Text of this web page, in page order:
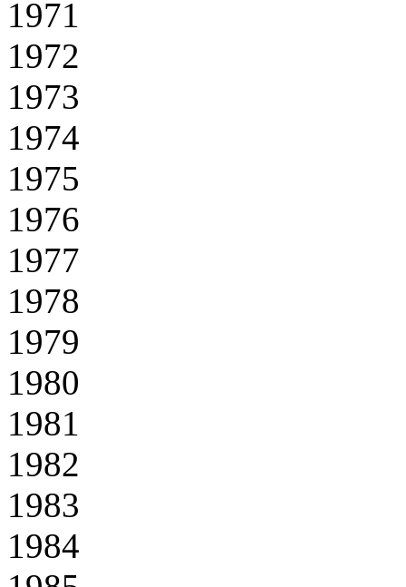
1971
1972
1973
1974
1975
1976
1977
1978
1979
1980
1981
1982
1983
1984